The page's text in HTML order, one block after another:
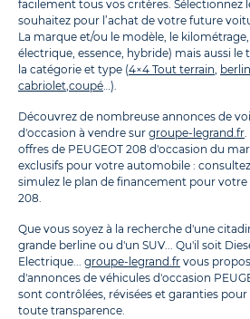
facilement tous vos critères. Sélectionnez
souhaitez pour l’achat de votre future
La marque et/ou le modèle, le kilométrage,
électrique, essence, hybride) mais aussi le
la catégorie et type (4×4 Tout terrain,
cabriolet,coupé…).
Découvrez de nombreuse annonces de
d'occasion à vendre sur groupe-legrand.fr.
offres de PEUGEOT 208 d'occasion du
exclusifs pour votre automobile :
simulez le plan de financement pour votre
208.
Que vous soyez à la recherche d'une
grande berline ou d'un SUV... Qu'il soit
Electrique... groupe-legrand.fr vous
d'annonces de véhicules d'occasion
sont contrôlées, révisées et garanties
toute transparence.